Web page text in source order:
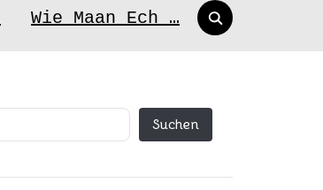
Search
for:
Wie Maan Ech …
Suchen